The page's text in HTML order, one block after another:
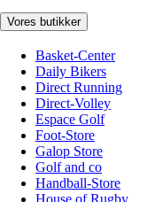
Vores butikker
Basket-Center
Daily Bikers
Direct Running
Direct-Volley
Espace Golf
Foot-Store
Galop Store
Golf and co
Handball-Store